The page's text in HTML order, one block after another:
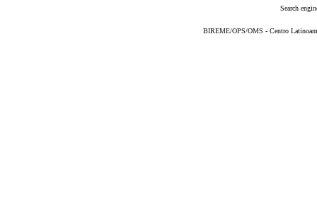
Search
BIREME/OPS/OMS - Centro